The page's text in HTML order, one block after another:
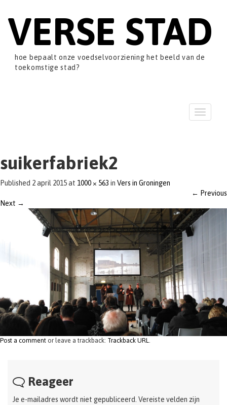
VERSE STAD
hoe bepaalt onze voedselvoorziening het beeld van de
toekomstige stad?
T
o
v
g
o
suikerfabriek2
Published 2 april 2015at 1000 × 563 in Vers in Groningen
← Previous
Next →
Post a comment or leave a trackback: Trackback URL.
Reageer
Je e-mailadres wordt niet gepubliceerd. Vereiste velden zijn